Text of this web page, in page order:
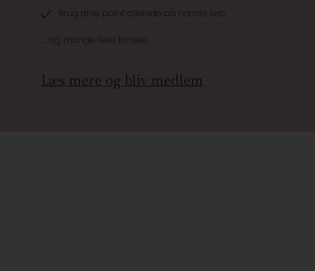
Brug dine point allerede på næste køb
.... og mange flere fordele
Læs mere og bliv medlem